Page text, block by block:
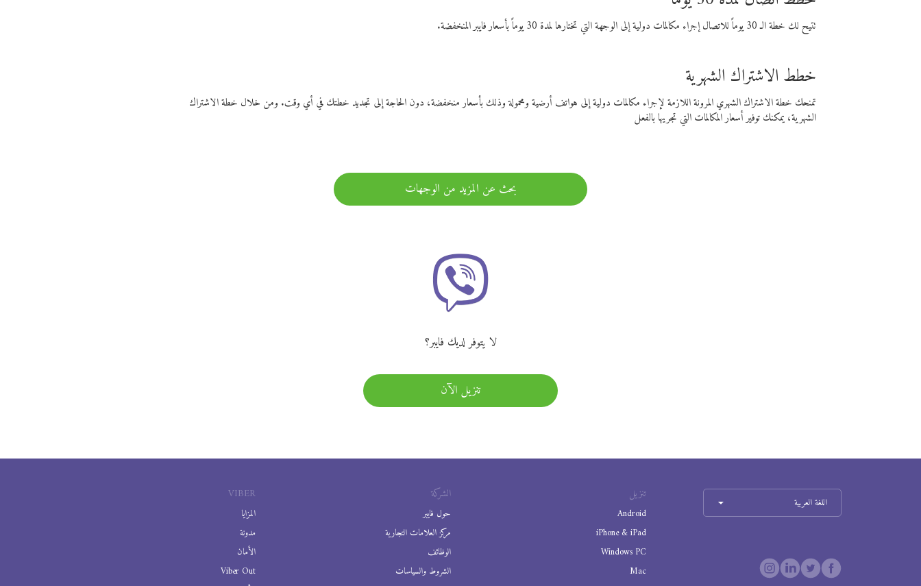
تتيح لك خطة الـ 30 يوماً للاتصال إجراء مكالمات دولية إلى الوجهة التي تختارها لمدة 30 يوماً بأسعار فايبر المنخفضة.
خطط الاشتراك الشهرية
تمنحك خطة الاشتراك الشهري المرونة اللازمة لإجراء مكالمات دولية إلى هواتف أرضية ومحمولة وذلك بأسعار منخفضة، دون الحاجة إلى تجديد خطتك في أي وقت. ومن خلال خطة الاشتراك
الشهرية، يمكنك توفير أسعار المكالمات التي تجريها بالفعل
بحث عن المزيد من الوجهات
لا يتوفر لديك فايبر؟
تنزيل الآن
VIBER
المزايا
مدونة
الأمان
Viber Out
الشركة
حول فايبر
مركز العلامات التجارية
الوظائف
الشروط والسياسات
تنزيل
Android
iPhone & iPad
Windows PC
Mac
اللغة العربية